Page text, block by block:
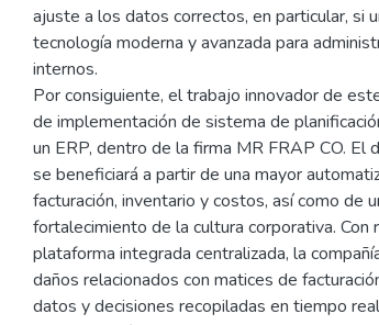
ajuste a los datos correctos, en particular, si
tecnología moderna y avanzada para
internos.
Por consiguiente, el trabajo innovador de
de implementación de sistema de
un ERP, dentro de la firma MR FRAP CO. El
se beneficiará a partir de una mayor
facturación, inventario y costos, así como de
fortalecimiento de la cultura corporativa.
plataforma integrada centralizada, la
daños relacionados con matices de
datos y decisiones recopiladas en tiempo